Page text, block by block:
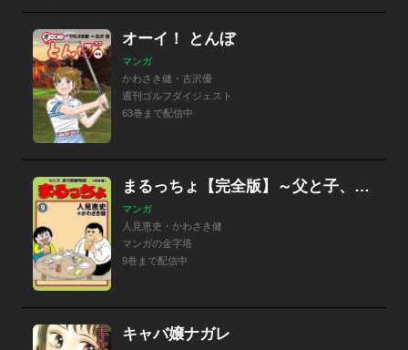
オーイ！ とんぼ
マンガ
かわさき健・古沢優
週刊ゴルフダイジェスト
63巻まで配信中
まるっちょ【完全版】～父と子、涙の感動物語～
マンガ
人見恵史・かわさき健
マンガの金字塔
9巻まで配信中
キャバ嬢ナガレ